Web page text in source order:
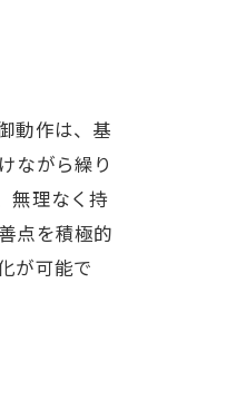
動作は、基
ながら繰り
無理なく持
点を積極的
が可能で